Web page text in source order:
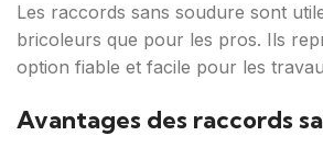
Les raccords sans soudure sont
bricoleurs que pour les pros. Ils
option fiable et facile pour les
Avantages des raccords